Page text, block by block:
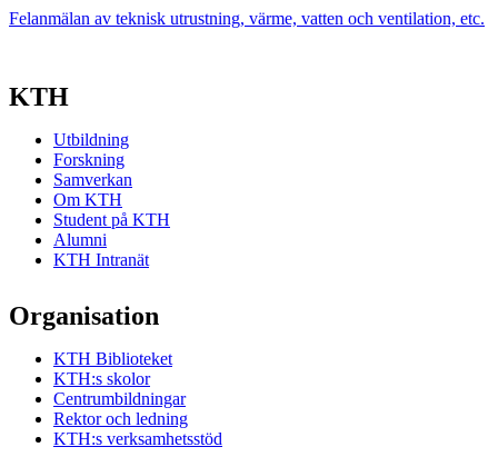
Felanmälan av teknisk utrustning, värme, vatten och ventilation, etc.
KTH
Utbildning
Forskning
Samverkan
Om KTH
Student på KTH
Alumni
KTH Intranät
Organisation
KTH Biblioteket
KTH:s skolor
Centrumbildningar
Rektor och ledning
KTH:s verksamhetsstöd